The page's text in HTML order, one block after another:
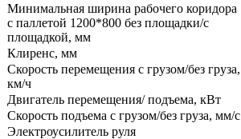
Минимальная ширина рабочего коридора
с паллетой 1200*800 без площадки/с
площадкой, мм
Клиренс, мм
Скорость перемещения с грузом/без груза,
км/ч
Двигатель перемещения/ подъема, кВт
Скорость подъема с грузом/без груза, мм/с
Электроусилитель руля